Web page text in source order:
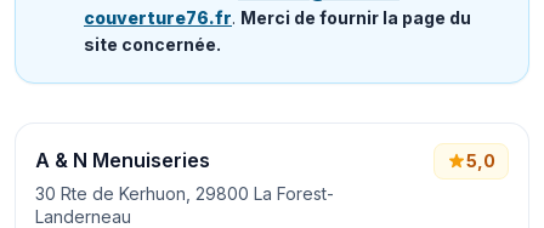
couverture76.fr. Merci de fournir la page du
site concernée.
A & N Menuiseries
30 Rte de Kerhuon, 29800 La Forest-
Landerneau
5,0